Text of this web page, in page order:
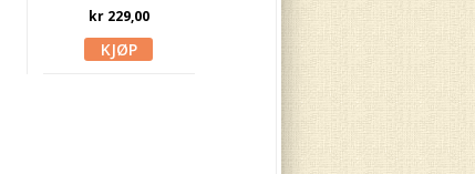
kr 229,00